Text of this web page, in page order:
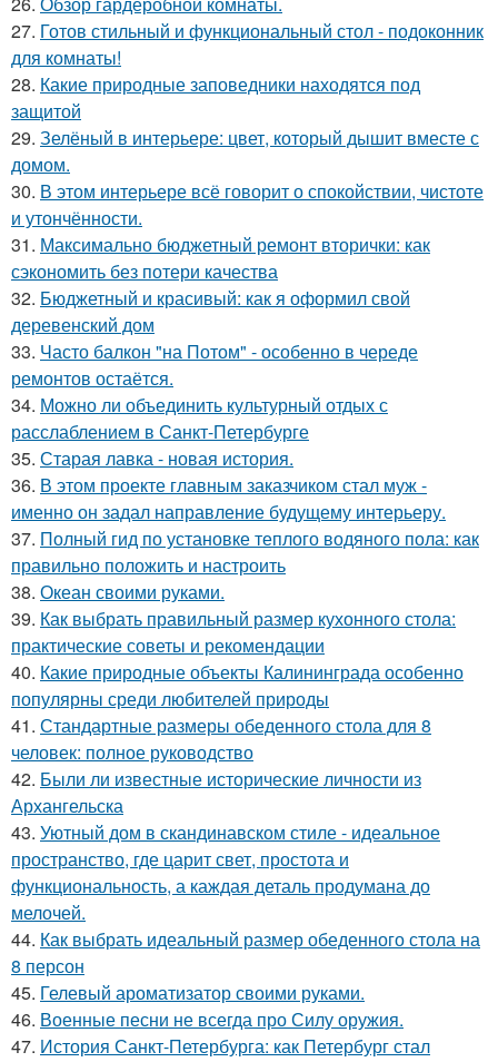
27. Готов стильный и функциональный стол - подоконник
для комнаты!
28. Какие природные заповедники находятся под
защитой
29. Зелёный в интерьере: цвет, который дышит вместе с
домом.
30. В этом интерьере всё говорит о спокойствии, чистоте
и утончённости.
31. Максимально бюджетный ремонт вторички: как
сэкономить без потери качества
32. Бюджетный и красивый: как я оформил свой
деревенский дом
33. Часто балкон "на Потом" - особенно в череде
ремонтов остаётся.
34. Можно ли объединить культурный отдых с
расслаблением в Санкт-Петербурге
35. Старая лавка - новая история.
36. В этом проекте главным заказчиком стал муж -
именно он задал направление будущему интерьеру.
37. Полный гид по установке теплого водяного пола: как
правильно положить и настроить
38. Океан своими руками.
39. Как выбрать правильный размер кухонного стола:
практические советы и рекомендации
40. Какие природные объекты Калининграда особенно
популярны среди любителей природы
41. Стандартные размеры обеденного стола для 8
человек: полное руководство
42. Были ли известные исторические личности из
Архангельска
43. Уютный дом в скандинавском стиле - идеальное
пространство, где царит свет, простота и
функциональность, а каждая деталь продумана до
мелочей.
44. Как выбрать идеальный размер обеденного стола на
8 персон
45. Гелевый ароматизатор своими руками.
46. Военные песни не всегда про Силу оружия.
47. История Санкт-Петербурга: как Петербург стал